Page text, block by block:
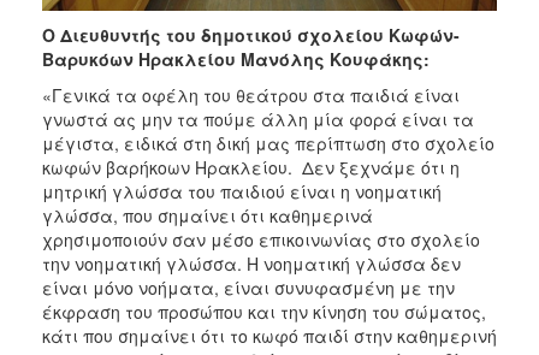
Ο Διευθυντής του δημοτικού σχολείου Κωφών-
Βαρυκόων Ηρακλείου Μανόλης Κουφάκης:
«Γενικά τα οφέλη του θεάτρου στα παιδιά είναι
γνωστά ας μην τα πούμε άλλη μία φορά είναι τα
μέγιστα, ειδικά στη δική μας περίπτωση στο σχολείο
κωφών βαρήκοων Ηρακλείου. Δεν ξεχνάμε ότι η
μητρική γλώσσα του παιδιού είναι η νοηματική
γλώσσα, που σημαίνει ότι καθημερινά
χρησιμοποιούν σαν μέσο επικοινωνίας στο σχολείο
την νοηματική γλώσσα. Η νοηματική γλώσσα δεν
είναι μόνο νοήματα, είναι συνυφασμένη με την
έκφραση του προσώπου και την κίνηση του σώματος,
κάτι που σημαίνει ότι το κωφό παιδί στην καθημερινή